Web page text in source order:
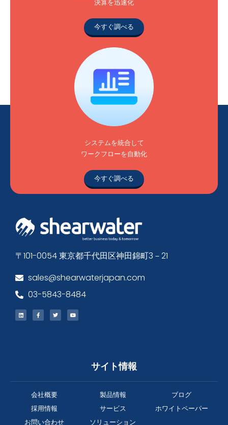
決算を迅速化
今すぐ調べる
システムを統合して
ワークフローを自動化
今すぐ調べる
〒101-0054 東京都千代田区神田錦町3－21
sales@shearwaterjapan.com
03-5843-8484
サイト情報
会社概要
採用情報
お問い合わせ
製品情報
サービス
ソリューション
ブログ
ホワイトペーパー